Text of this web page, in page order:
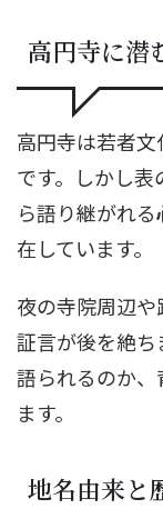
高円寺に潜
高円寺は若者
です。しかし
ら語り継がれる
在しています。
夜の寺院周辺
証言が後を絶
語られるのか
ます。
地名由来と